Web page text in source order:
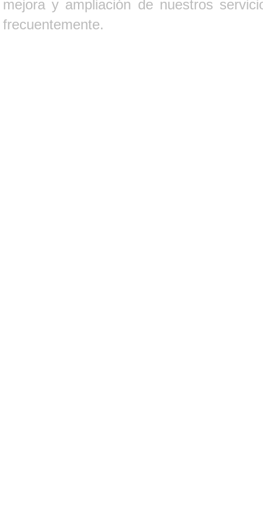
mejora y ampliación de nuestros
frecuentemente.